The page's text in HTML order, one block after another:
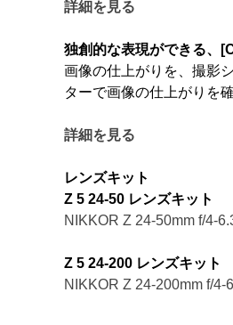
詳細を見る
独創的な表現ができる、
画像の仕上がりを、撮影
ターで画像の仕上がりを
詳細を見る
レンズキット
Z 5 24-50 レンズキット
NIKKOR Z 24-50mm f/4-
Z 5 24-200 レンズキット
NIKKOR Z 24-200mm f/4-